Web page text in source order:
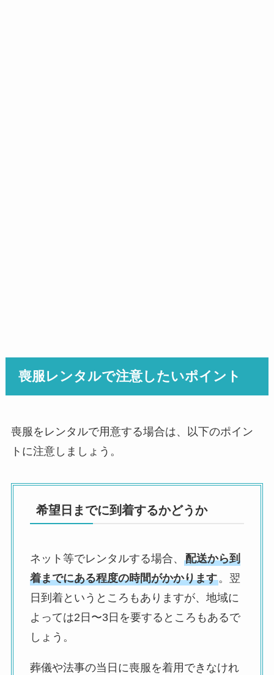
喪服レンタルで注意したいポイント
喪服をレンタルで用意する場合は、以下のポイン
トに注意しましょう。
希望日までに到着するかどうか
ネット等でレンタルする場合、 配送から到
着までにある程度の時間がかかります。翌
日到着というところもありますが、地域に
よっては2日〜3日を要するところもあるで
しょう。
葬儀や法事の当日に喪服を着用できなけれ